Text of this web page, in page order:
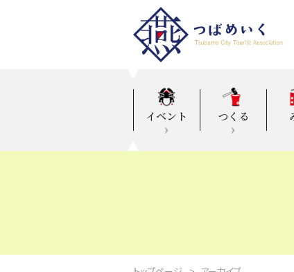
イベント つくる